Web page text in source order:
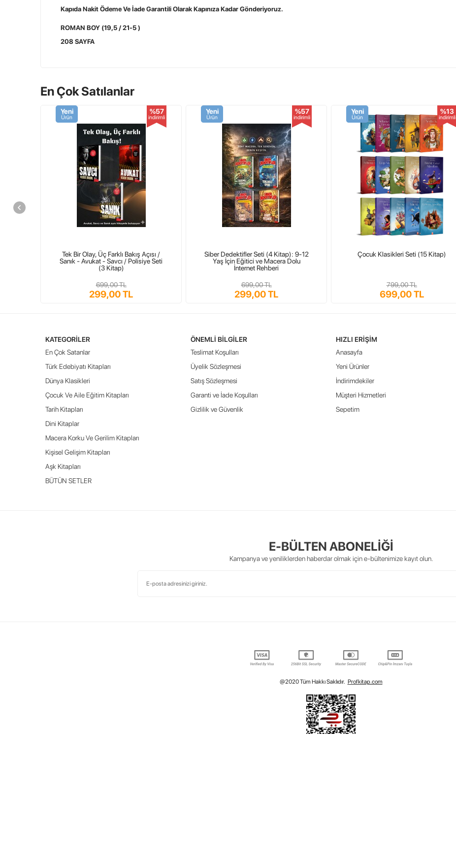
Kapıda Nakit Ödeme Ve İade Garantili Olarak Kapınıza Kadar Gönderiyoruz.
ROMAN BOY (19,5 / 21-5 )
208 SAYFA
İletişim Ve Sipariş :
Telefon : 0212 876 83 83
Whatsapp : 0553 684 76 12
Online Sipariş :www.profkitap.com
Ürün Etiketleri
EKONOMİ DÜNYASI , yatırım paranın psikolojisi
En Çok Satılanlar
%57
indirimli
Yeni
Ürün
Tek Bir Olay, Üç Farklı Bakış Açısı /
Sanık - Avukat - Savcı / Polisiye Seti
(3 Kitap)
699,00 TL
299,00 TL
%57
indirimli
Yeni
Ürün
Siber Dedektifler Seti (4 Kitap): 9-12
Yaş İçin Eğitici ve Macera Dolu
İnternet Rehberi
699,00 TL
299,00 TL
%13
indirimli
Yeni
Ürün
Çocuk Klasikleri Seti (15 Kitap)
799,00 TL
699,00 TL
KATEGORILER
En Çok Satanlar
Türk Edebiyatı Kitapları
Dünya Klasikleri
Çocuk Ve Aile Eğitim Kitapları
Tarih Kitapları
Dini Kitaplar
Macera Korku Ve Gerilim Kitapları
Kişisel Gelişim Kitapları
Aşk Kitapları
BÜTÜN SETLER
ÖNEMLI BILGILER
Teslimat Koşulları
Üyelik Sözleşmesi
Satış Sözleşmesi
Garanti ve İade Koşulları
Gizlilik ve Güvenlik
HIZLI ERIŞIM
Anasayfa
Yeni Ürünler
İndirimdekiler
Müşteri Hizmetleri
Sepetim
E-BÜLTEN ABONELİĞİ
Kampanya ve yeniliklerden haberdar olmak için e-bültenimize kayıt olun.
@2020 Tüm Hakkı Saklıdır. Profkitap.com